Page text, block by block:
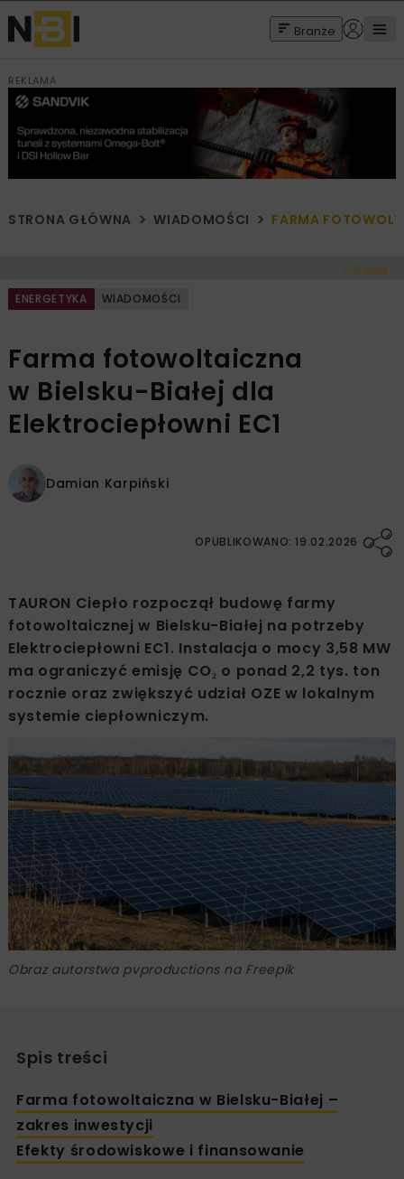
Branże
REKLAMA
STRONA GŁÓWNA WIADOMOŚCI FARMA
< Cofnij
ENERGETYKA WIADOMOŚCI
Farma fotowoltaiczna
w Bielsku-Białej dla
Elektrociepłowni EC1
Damian Karpiński
OPUBLIKOWANO: 19.02.2026
TAURON Ciepło rozpoczął budowę farmy
fotowoltaicznej w Bielsku-Białej na potrzeby
Elektrociepłowni EC1. Instalacja o mocy 3,58 MW
ma ograniczyć emisję CO₂ o ponad 2,2 tys. ton
rocznie oraz zwiększyć udział OZE w lokalnym
systemie ciepłowniczym.
Obraz autorstwa pvproductions na Freepik
Spis treści
Farma fotowoltaiczna w Bielsku-Białej –
zakres inwestycji
Efekty środowiskowe i finansowanie